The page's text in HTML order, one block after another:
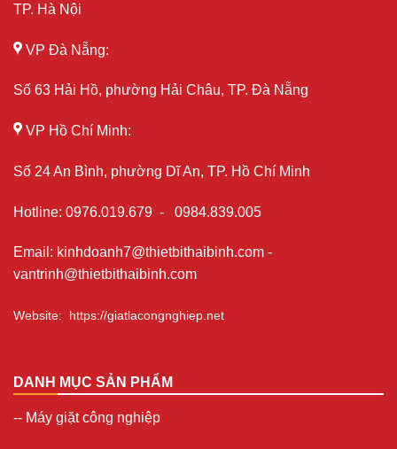
TP. Hà Nội
VP Đà Nẵng:
Số 63 Hải Hồ, phường Hải Châu, TP. Đà Nẵng
VP Hồ Chí Minh:
Số 24 An Bình, phường Dĩ An, TP. Hồ Chí Minh
Hotline: 0976.019.679 - 0984.839.005
Email : kinhdoanh7@thietbithaibinh.com -
vantrinh@thietbithaibinh.com
Website: https://giatlacongnghiep.net
DANH MỤC SẢN PHẨM
-- Máy giặt công nghiệp